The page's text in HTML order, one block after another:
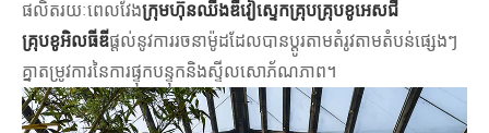
ផលិតរយៈពេលវែងក្រុមហ៊ុនឈីងឌីវៀស្ទេកគ្រុបគ្រុបខូអេសជី
គ្រុបខូអិលធីឌីផ្តល់នូវការរចនាម៉ូដដែលបានប្តូរតាមតំរូវតាមតំបន់ផ្សេងៗ
គ្នាតម្រូវការនៃការផ្ទុកបន្ទុកនិងស្ទីលសោភ័ណភាព។